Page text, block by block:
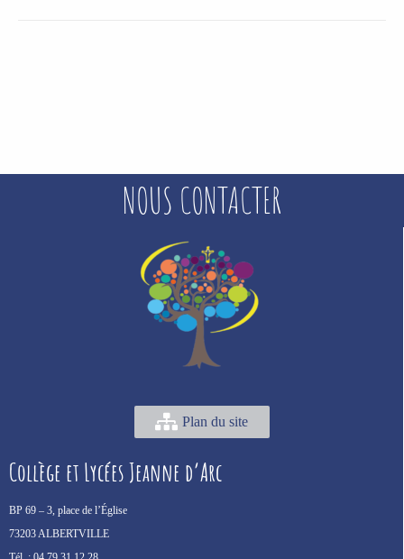
NOUS CONTACTER
Plan du site
Collège et Lycées Jeanne d’Arc
BP 69 – 3, place de l’Église
73203 ALBERTVILLE